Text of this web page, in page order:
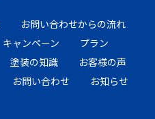
お問い合わせからの流れ
キャンペーン
プラン
塗装の知識
お客様の声
お問い合わせ
お知らせ